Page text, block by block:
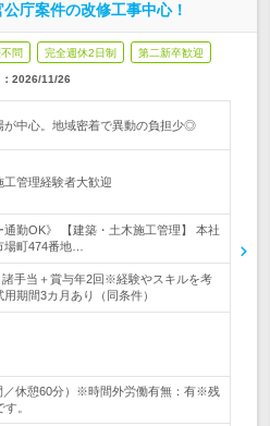
庁案件の改修工事中心！
問 完全週休2日制 第二新卒歓迎
2026/11/26
が中心。地域密着で異動の負担少◎
工管理経験者大歓迎
通勤OK》 【建築・土木施工管理】 本社
場町474番地…
手当＋賞与年2回※経験やスキルを考
期間3カ月あり（同条件）
／休憩60分）※時間外労働有無：有※残
。